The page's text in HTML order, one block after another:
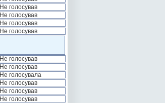
Не голосував
Не голосував
Не голосував
Не голосував
Не голосував
Не голосував
Не голосувала
Не голосував
Не голосував
Не голосував